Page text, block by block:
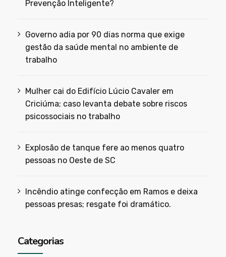
Prevenção Inteligente?
Governo adia por 90 dias norma que exige
gestão da saúde mental no ambiente de
trabalho
Mulher cai do Edifício Lúcio Cavaler em
Criciúma; caso levanta debate sobre riscos
psicossociais no trabalho
Explosão de tanque fere ao menos quatro
pessoas no Oeste de SC
Incêndio atinge confecção em Ramos e deixa
pessoas presas; resgate foi dramático.
Categorias